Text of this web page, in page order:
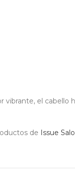
vibrante, el cabello
de Issue